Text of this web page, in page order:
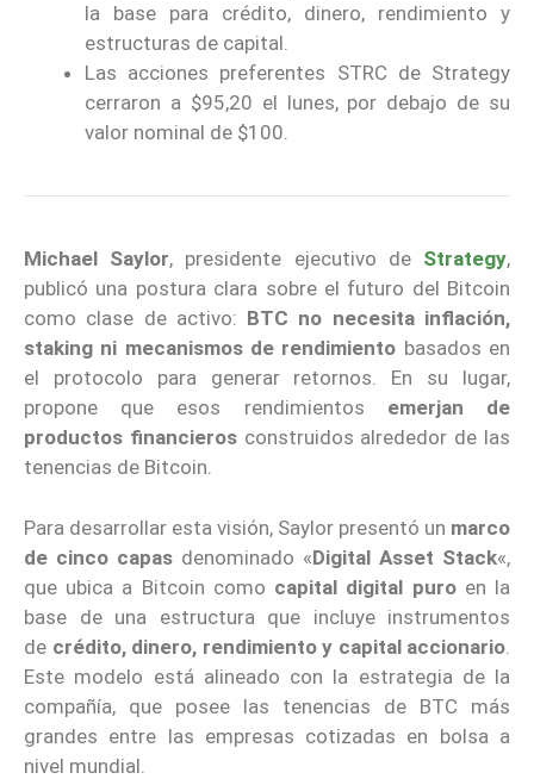
la base para crédito, dinero, rendimiento y
estructuras de capital.
Las acciones preferentes STRC de Strategy
cerraron a $95,20 el lunes, por debajo de su
valor nominal de $100.
Michael Saylor, presidente ejecutivo de Strategy,
publicó una postura clara sobre el futuro del Bitcoin
como clase de activo: BTC no necesita inflación,
staking ni mecanismos de rendimiento basados en
el protocolo para generar retornos. En su lugar,
propone que esos rendimientos emerjan de
productos financierosconstruidos alrededor de las
tenencias de Bitcoin.
Para desarrollar esta visión, Saylor presentó un marco
de cinco capas denominado «Digital Asset Stack«,
que ubica a Bitcoin como capital digital puro en la
base de una estructura que incluye instrumentos
de crédito, dinero, rendimiento y capital accionario
Este modelo está alineado con la estrategia de la
compañía, que posee las tenencias de BTC más
grandes entre las empresas cotizadas en bolsa a
nivel mundial.